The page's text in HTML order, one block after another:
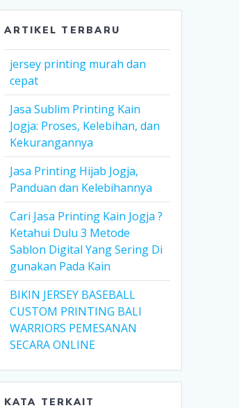
ARTIKEL TERBARU
jersey printing murah dan
cepat
Jasa Sublim Printing Kain
Jogja: Proses, Kelebihan, dan
Kekurangannya
Jasa Printing Hijab Jogja,
Panduan dan Kelebihannya
Cari Jasa Printing Kain Jogja ?
Ketahui Dulu 3 Metode
Sablon Digital Yang Sering Di
gunakan Pada Kain
BIKIN JERSEY BASEBALL
CUSTOM PRINTING BALI
WARRIORS PEMESANAN
SECARA ONLINE
KATA TERKAIT